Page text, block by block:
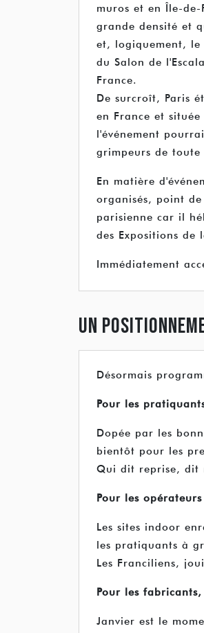
muros et en Île-
grande densité et
et, logiquement,
du Salon de
France.
De surcroît, Paris
en France et
l'événement
grimpeurs de toute
En matière
organisés, point
parisienne car il
des Expositions de
Immédiatement
UN
Désormais
Pour les
Dopée par les
bientôt pour les
Qui dit reprise, dit
Pour les
Les sites indoor
les pratiquants à
Les Franciliens,
Pour les
Janvier est le